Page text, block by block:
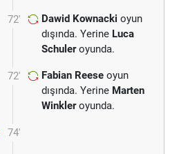
72' Dawid Kownacki oyun
dışında. Yerine Luca
Schuleroyunda.
72' Fabian Reese oyun
dışında. Yerine Marten
Winkleroyunda.
74'